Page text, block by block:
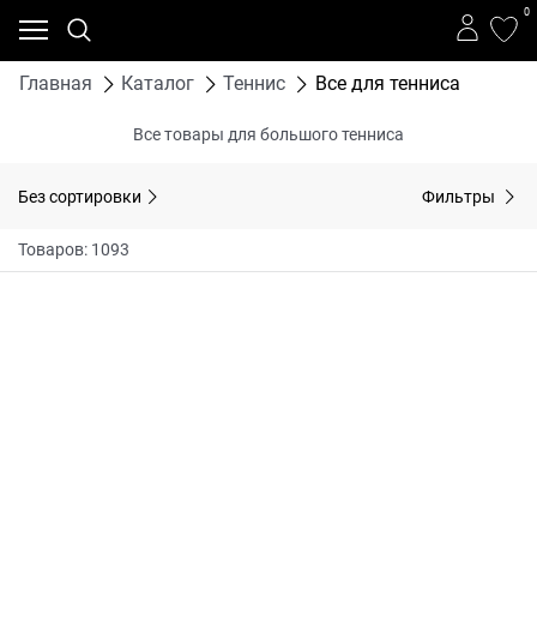
0
Главная Каталог Теннис Все для тенниса
Все товары для большого тенниса
Без сортировки Фильтры
Товаров: 1093